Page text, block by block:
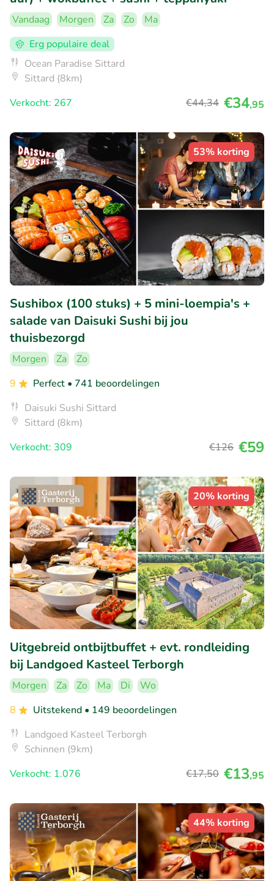
Vandaag Morgen Za Zo
Ma
Erg populaire deal
Ocean Paradise Sittard
Sittard (8km)
Verkocht: 267
€44,34 €34,95
53% korting
Sushibox (100 stuks) + 5 mini-loempia's +
salade van Daisuki Sushi bij jou
thuisbezorgd
Morgen Za
Zo
9
Perfect • 741 beoordelingen
Daisuki Sushi Sittard
Sittard (8km)
Verkocht: 309
€126 €59
20% korting
Uitgebreid ontbijtbuffet + evt. rondleiding
bij Landgoed Kasteel Terborgh
Morgen Za Zo Ma Di
Wo
8
Uitstekend • 149 beoordelingen
Landgoed Kasteel Terborgh
Schinnen (9km)
Verkocht: 1.076
€17,50 €13,95
44% korting